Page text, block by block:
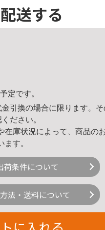
配送する
定です。
引換の場合に限ります。
ださい。
庫状況によって、商品の
す。
荷条件について
法・送料について